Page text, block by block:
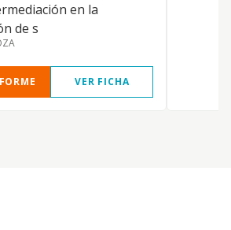
en la
de s
VER FICHA